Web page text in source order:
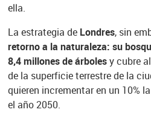
ella.
La estrategia de Londres, sin
retorno a la naturaleza: su
8,4 millones de árbolesy cubre
de la superficie terrestre de la
quieren incrementar en un 10%
el año 2050.